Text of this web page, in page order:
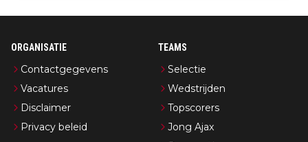
ORGANISATIE
Contactgegevens
Vacatures
Disclaimer
Privacy beleid
TEAMS
Selectie
Wedstrijden
Topscorers
Jong Ajax